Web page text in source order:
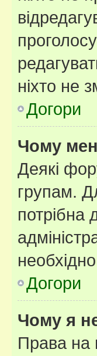
ніхто не
Догори
Чому
Деякі
групам.
потрібна
Догори
Чому я
Права на